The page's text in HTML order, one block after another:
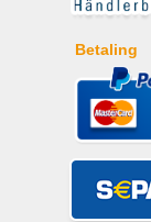
Betaling